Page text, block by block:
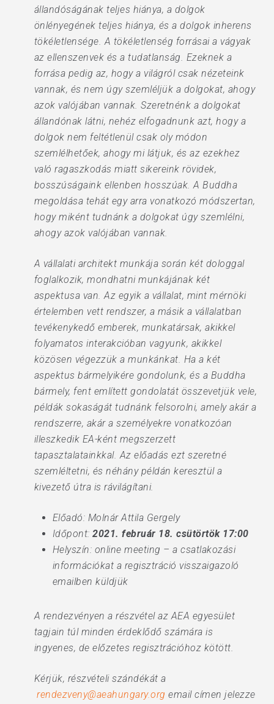
állandóságának teljes hiánya, a dolgok
önlényegének teljes hiánya, és a dolgok inherens
tökéletlensége. A tökéletlenség forrásai a vágyak
az ellenszenvek és a tudatlanság. Ezeknek a
forrása pedig az, hogy a világról csak nézeteink
vannak, és nem úgy szemléljük a dolgokat, ahogy
azok valójában vannak. Szeretnénk a dolgokat
állandónak látni, nehéz elfogadnunk azt, hogy a
dolgok nem feltétlenül csak oly módon
szemlélhetőek, ahogy mi látjuk, és az ezekhez
való ragaszkodás miatt sikereink rövidek,
bosszúságaink ellenben hosszúak. A Buddha
megoldása tehát egy arra vonatkozó módszertan,
hogy miként tudnánk a dolgokat úgy szemlélni,
ahogy azok valójában vannak.
A vállalati architekt munkája során két dologgal
foglalkozik, mondhatni munkájának két
aspektusa van. Az egyik a vállalat, mint mérnöki
értelemben vett rendszer, a másik a vállalatban
tevékenykedő emberek, munkatársak, akikkel
folyamatos interakcióban vagyunk, akikkel
közösen végezzük a munkánkat. Ha a két
aspektus bármelyikére gondolunk, és a Buddha
bármely, fent említett gondolatát összevetjük vele,
példák sokaságát tudnánk felsorolni, amely akár a
rendszerre, akár a személyekre vonatkozóan
illeszkedik EA-ként megszerzett
tapasztalatainkkal. Az előadás ezt szeretné
szemléltetni, és néhány példán keresztül a
kivezető útra is rávilágítani.
Előadó: Molnár Attila Gergely
Időpont:2021. február 18. csütörtök 17:00
Helyszín: online meeting – a csatlakozási
információkat a regisztráció visszaigazoló
emailben küldjük
A rendezvényen a részvétel az AEA egyesület
tagjain túl minden érdeklődő számára is
ingyenes, de előzetes regisztrációhoz kötött.
Kérjük, részvételi szándékát a
rendezveny@aeahungary.org email címen jelezze